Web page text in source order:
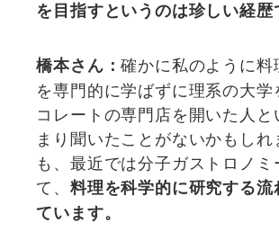
を目指すというのは珍しい経歴
橋本さん：確かに私のように料
を専門的に学ばずに理系の大学
コレートの専門店を開いた人と
まり聞いたことがないかもし
も、最近では分子ガストロノミ
て、 料理を科学的に研究する流
ています。